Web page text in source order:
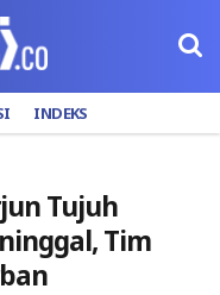
INDEKS
Tujuh
Tim